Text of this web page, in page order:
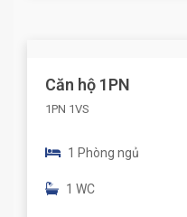
Căn hộ 1PN
1PN 1VS
1 Phòng ngủ
1 WC